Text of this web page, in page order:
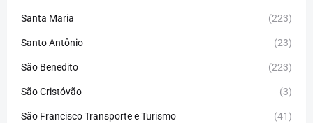
Santa Maria (223)
Santo Antônio (23)
São Benedito (223)
São Cristóvão (3)
São Francisco Transporte e Turismo (41)